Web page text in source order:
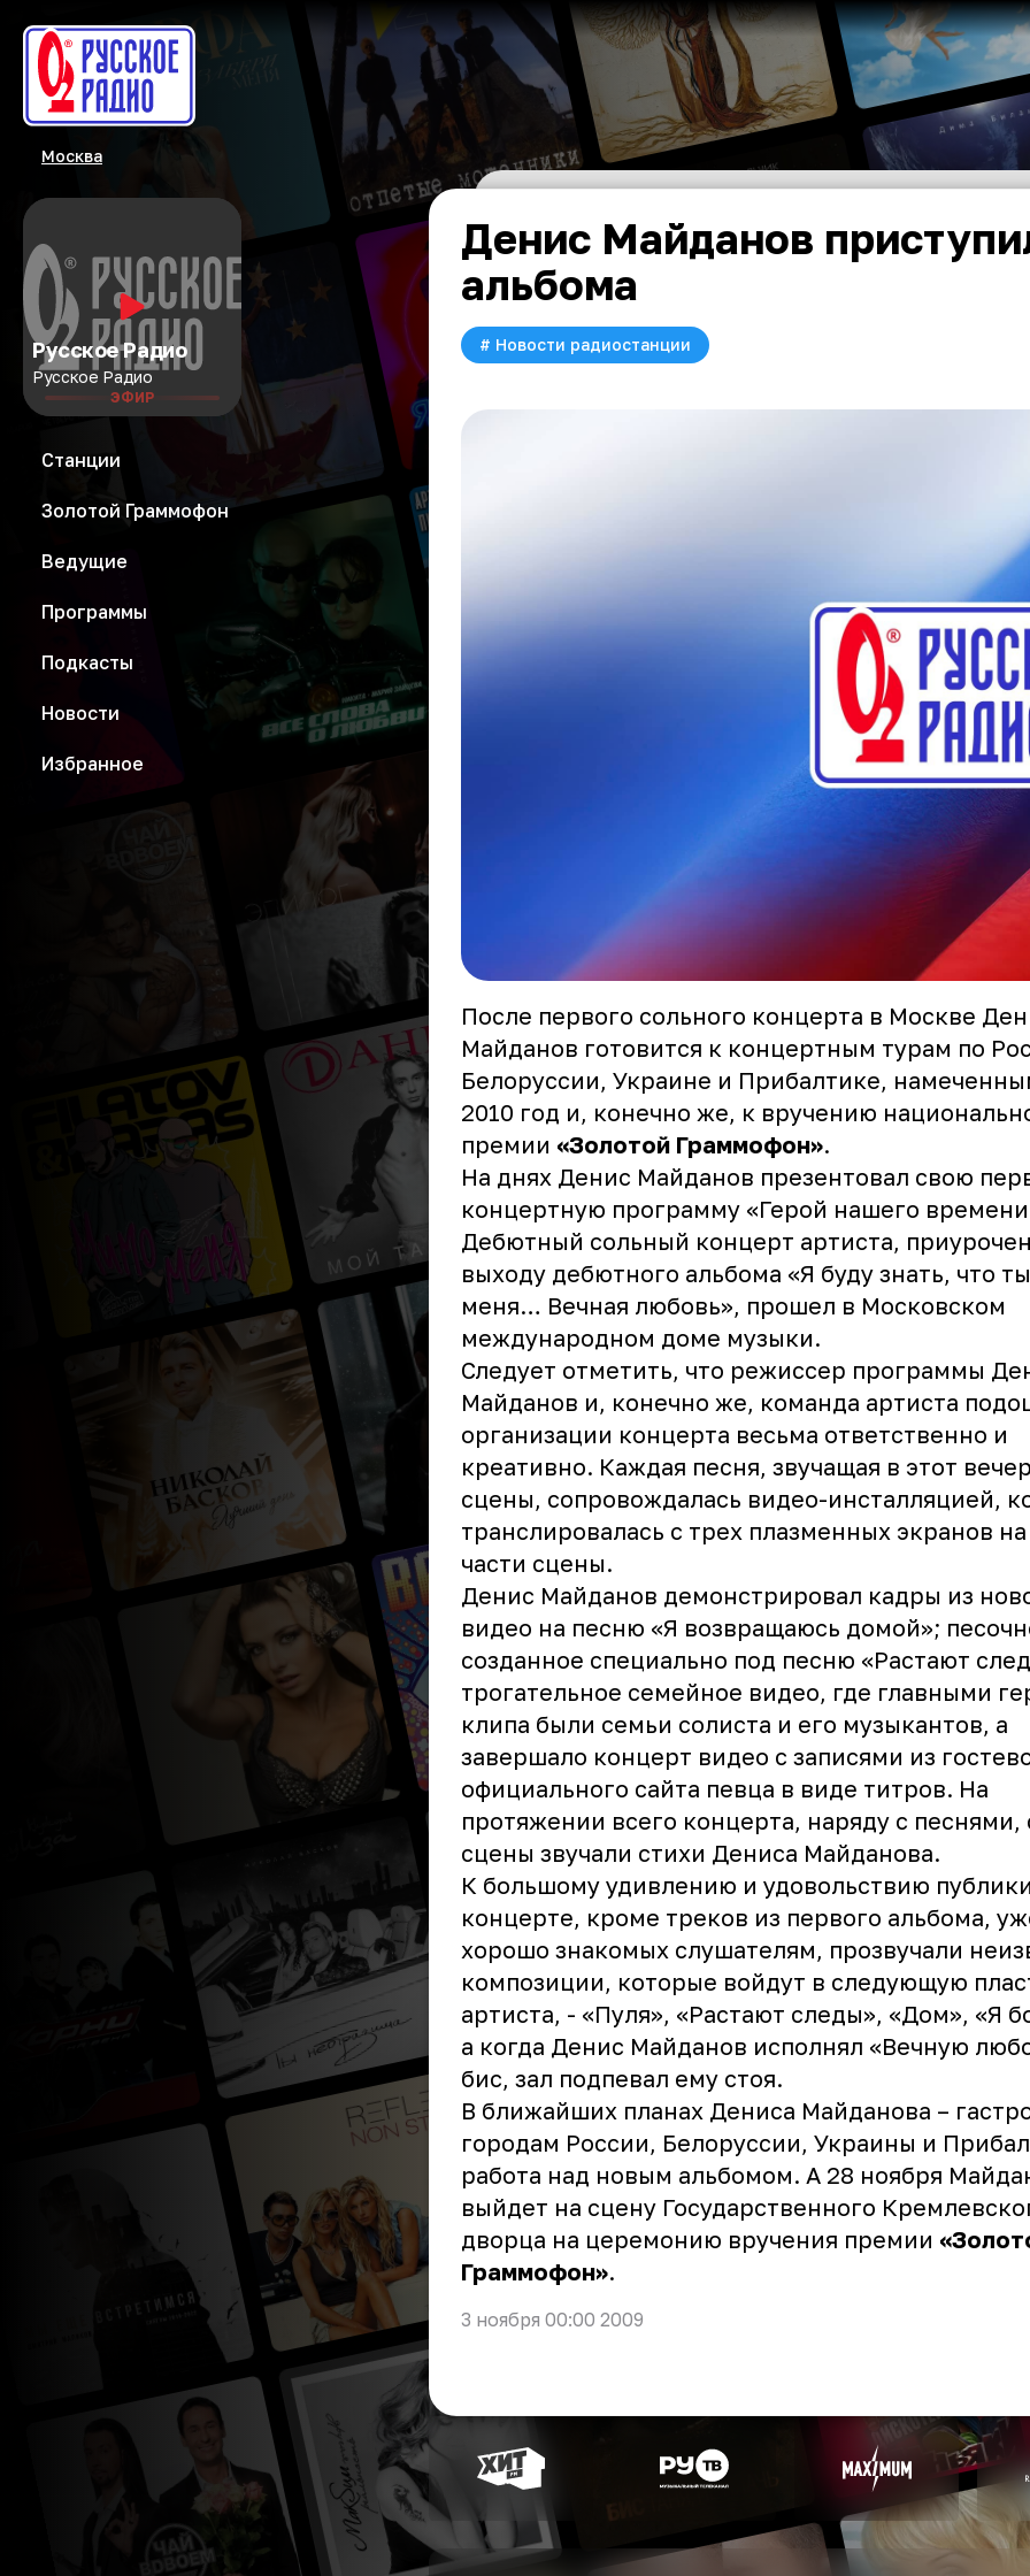
Москва
Русское Радио
Русское Радио
ЭФИР
Станции
Золотой Граммофон
Ведущие
Программы
Подкасты
Новости
Избранное
Денис Майданов
альбома
# Новости радиостанции
После первого сольного концерта в Москве
Майданов готовится к концертным турам по
Белоруссии, Украине и Прибалтике,
2010 год и, конечно же, к вручению
премии «Золотой Граммофон».
На днях Денис Майданов презентовал свою
концертную программу «Герой нашего
Дебютный сольный концерт артиста,
выходу дебютного альбома «Я буду знать, что
меня… Вечная любовь», прошел в Московском
международном доме музыки.
Следует отметить, что режиссер программы
Майданов и, конечно же, команда артиста
организации концерта весьма ответственно и
креативно. Каждая песня, звучащая в этот
сцены, сопровождалась видео-инсталляцией,
транслировалась с трех плазменных экранов
части сцены.
Денис Майданов демонстрировал кадры из
видео на песню «Я возвращаюсь домой»;
созданное специально под песню «Растают
трогательное семейное видео, где главными
клипа были семьи солиста и его музыкантов, а
завершало концерт видео с записями из
официального сайта певца в виде титров. На
протяжении всего концерта, наряду с песнями,
сцены звучали стихи Дениса Майданова.
К большому удивлению и удовольствию
концерте, кроме треков из первого альбома,
хорошо знакомых слушателям, прозвучали
композиции, которые войдут в следующую
артиста, - «Пуля», «Растают следы», «Дом», «Я
а когда Денис Майданов исполнял «Вечную
бис, зал подпевал ему стоя.
В ближайших планах Дениса Майданова –
городам России, Белоруссии, Украины и
работа над новым альбомом. А 28 ноября
выйдет на сцену Государственного
дворца на церемонию вручения премии
Граммофон».
3 ноября 00:00 2009